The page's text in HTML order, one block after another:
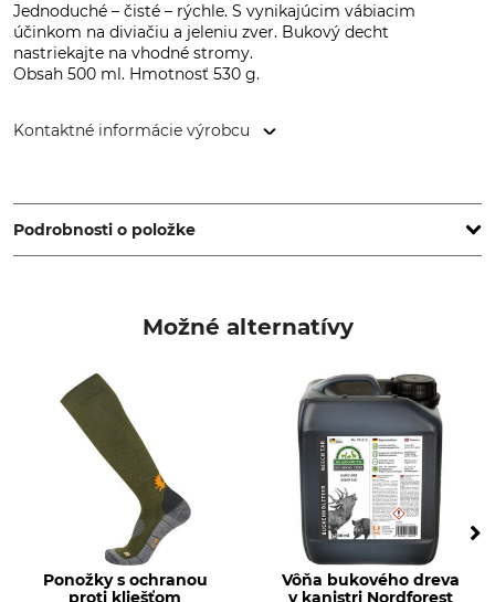
Jednoduché – čisté – rýchle. S vynikajúcim vábiacim
účinkom na diviačiu a jeleniu zver. Bukový decht
nastriekajte na vhodné stromy.
Obsah 500 ml. Hmotnosť 530 g.
Kontaktné informácie výrobcu
www.grube.de
Podrobnosti o položke
Jelenia zver
Typ produktu
Bukový decht
500 ml
Možné alternatívy
Ponožky s ochranou
proti kliešťom
Vôňa bukového dreva
v kanistri Nordforest